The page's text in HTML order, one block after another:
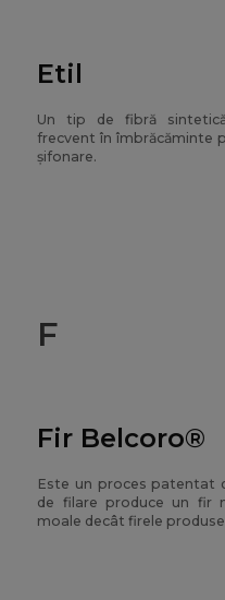
Etil
Un tip de fibră
frecvent în îmbrăcăminte
șifonare.
F
Fir Belcoro®
Este un proces patentat
de filare produce un fir
moale decât firele